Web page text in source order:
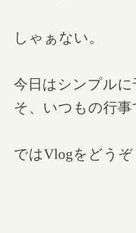
しゃぁない。
今日はシンプルに
そ、いつもの行事
ではVlogをどうぞ